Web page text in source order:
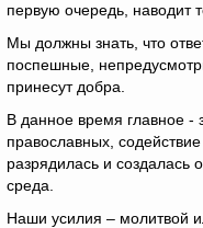
первую очередь, наводит
Мы должны знать, что
поспешные,
принесут добра.
В данное время главное -
православных,
разрядилась и создалась
среда.
Наши усилия – молитвой